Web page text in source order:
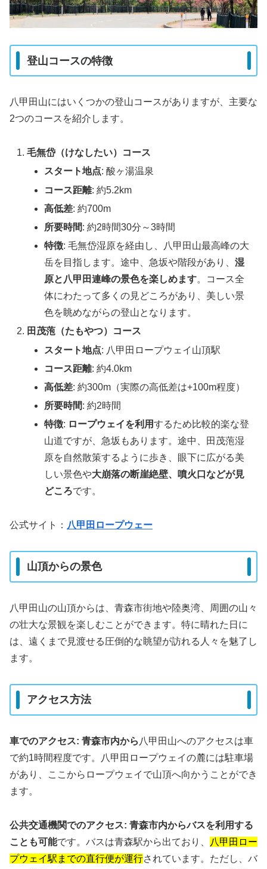
登山コースの特徴
八甲田山にはいくつかの登山コースがありますが、主要な
2つのコースを紹介します。
毛無岱（けなしたい）コース
スタート地点: 酸ヶ湯温泉
コース距離: 約5.2km
高低差: 約700m
所要時間: 約2時間30分～3時間
特徴: 毛無岱湿原を経由し、八甲田山最高峰の大
岳を目指します。途中、急坂や階段があり、湿
原と八甲田連峰の景色を楽しめます。コース全
体にわたって多くの見どころがあり、美しい景
色を眺めながらの登山となります​​。
田茂萢（たもやつ）コース
スタート地点: 八甲田ロープウェイ山頂駅
コース距離: 約4.0km
高低差: 約300m（実際の高低差は+100m程度）
所要時間: 約2時間
特徴: ロープウェイを利用するため比較的楽な登
山道ですが、急坂もあります。途中、田茂萢湿
原を自然散策するように歩き、眼下に広がる美
しい景色や大崩落の断崖絶壁、噴火口などが見
どころです​​。
公式サイト： 八甲田ロープウェー
山頂からの景色
八甲田山の山頂からは、青森市街地や陸奥湾、周囲の山々
の壮大な景観を楽しむことができます。特に晴れた日に
は、遠くまで見渡せる圧倒的な眺望が訪れる人々を魅了し
ます。
アクセス方法
車でのアクセス: 青森市内から 八甲田山へのアクセスは車
で約1時間程度です。八甲田ロープウェイの麓には駐車場
があり、ここからロープウェイで山頂へ向かうことができ
ます。
公共交通機関でのアクセス: 青森市内からバスを利用する
ことも可能です。バスは青森駅から出ており、
八甲田ロー
プウェイ駅までの直行便が運行されています。ただし、バ